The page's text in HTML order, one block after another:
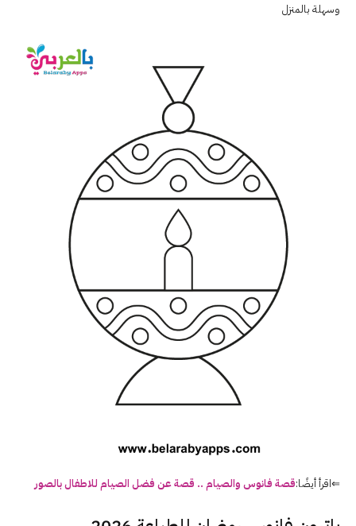
وسهلة بالمنزل
⇐اقرأ أيضًا:قصة فانوس والصيام .. قصة عن فضل الصيام للاطفال بالصور